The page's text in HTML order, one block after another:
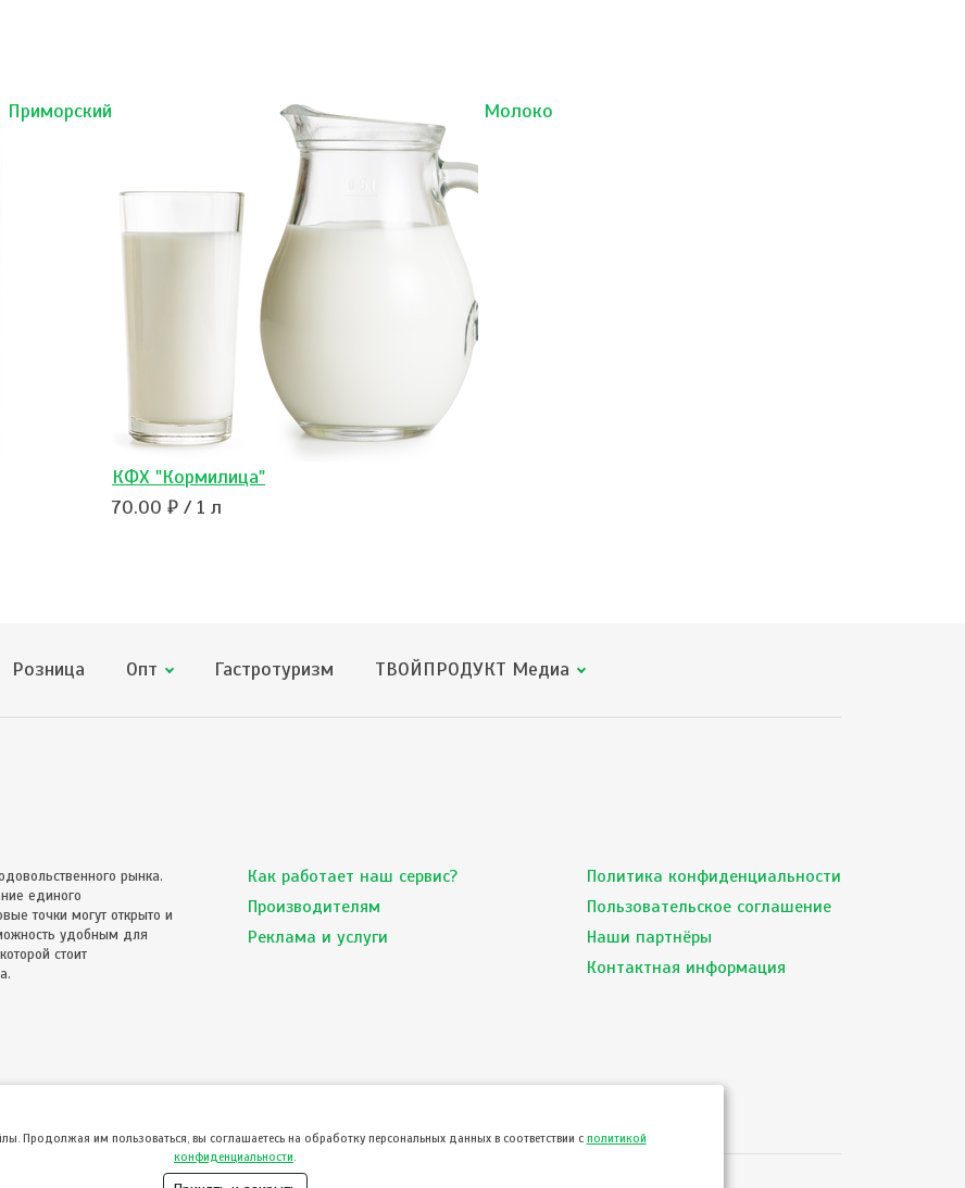
Приморский Молоко
КФХ "Кормилица"
70.00 ₽ / 1 л
Розница Опт Гастротуризм ТВОЙПРОДУКТ Медиа
рынка.
единого
точки могут открыто и
удобным для
стоит
Как работает наш сервис?
Производителям
Реклама и услуги
Политика конфиденциальности
Пользовательское соглашение
Наши партнёры
Контактная информация
Продолжая им пользоваться, вы соглашаетесь на обработку персональных данных в соответствии с политикой
конфиденциальности